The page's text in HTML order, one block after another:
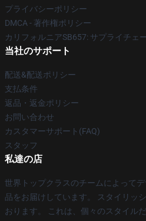
プライバシーポリシー
DMCA - 著作権ポリシー
カリフォルニアSB657: サプライチェ
当社のサポート
配送&配送ポリシー
支払条件
返品・返金ポリシー
お問い合わせ
カスタマーサポート(FAQ)
スタッフ
私達の店
世界トップクラスのチームによって
品をお届けしています。 スタイリッ
おります。 これは、個々のスタイル